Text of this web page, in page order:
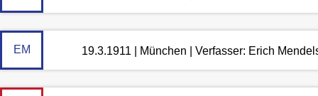
EM 19.3.1911 | München | Verfasser: Erich